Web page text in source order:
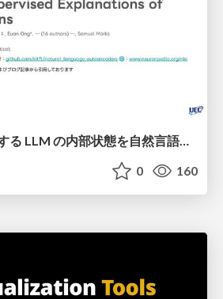
Anthropic が提案する LLM の内部状態を自然言語で説明可能にした Natural Language Autoencoders / Natural Language Autoencoders Produce Unsupervised Explanations of LLM Activations
0 160